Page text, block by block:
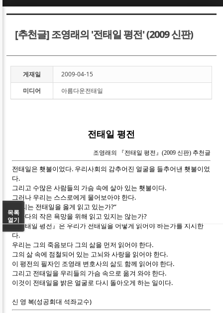
[추천글] 조영래의 '전태일 평전' (2009 신판)
게재일
2009-04-15
미디어
아름다운전태일
전태일 평전
조영래의 『전태일 평전』(2009 신판) 추천글
전태일은 횃불이었다. 우리사회의 감추어진 얼굴을 들추어낸 횃불이었
다.
그리고 수많은 사람들의 가슴 속에 살아 있는 횃불이다.
그러나 우리는 스스로에게 물어보아야 한다.
“우리는 전태일을 옳게 읽고 있는가?”
저마다의 작은 욕망을 위해 읽고 있지는 않는가?
『전태일 평전』은 우리가 전태일을 어떻게 읽어야 하는가를 지시한
다.
우리는 그의 죽음보다 그의 삶을 먼저 읽어야 한다.
그의 삶 속에 점철되어 있는 고뇌와 사랑을 읽어야 한다.
이 평전의 필자인 조영래 변호사의 삶도 함께 읽어야 한다.
그리고 전태일을 우리들의 가슴 속으로 옮겨 와야 한다.
이것이 전태일을 밝은 얼굴로 다시 돌아오게 하는 일이다.
신 영 복(성공회대 석좌교수)
목록
열기
Sketchbook5, 스케치북5
Sketchbook5, 스케치북5
Sketchbook5, 스케치북5
Sketchbook5, 스케치북5